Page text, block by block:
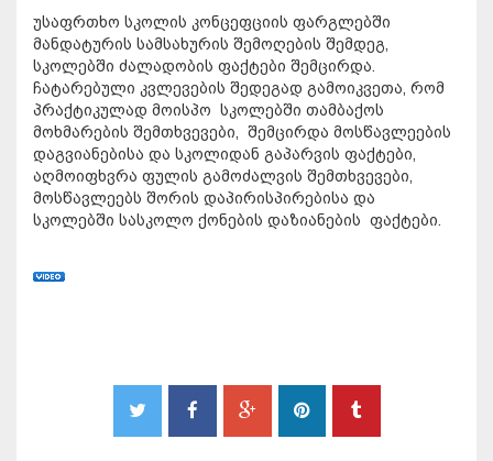
უსაფრთხო სკოლის კონცეფციის ფარგლებში
მანდატურის სამსახურის შემოღების შემდეგ,
სკოლებში ძალადობის ფაქტები შემცირდა.
ჩატარებული კვლევების შედეგად გამოიკვეთა, რომ
პრაქტიკულად მოისპო სკოლებში თამბაქოს
მოხმარების შემთხვევები, შემცირდა მოსწავლეების
დაგვიანებისა და სკოლიდან გაპარვის ფაქტები,
აღმოიფხვრა ფულის გამოძალვის შემთხვევები,
მოსწავლეებს შორის დაპირისპირებისა და
სკოლებში სასკოლო ქონების დაზიანების ფაქტები.